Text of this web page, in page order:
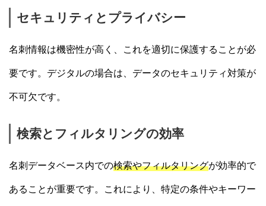
セキュリティとプライバシー
名刺情報は機密性が高く、これを適切に保護することが必
要です。デジタルの場合は、データのセキュリティ対策が
不可欠です。
検索とフィルタリングの効率
名刺データベース内での検索やフィルタリングが効率的で
あることが重要です。これにより、特定の条件やキーワー